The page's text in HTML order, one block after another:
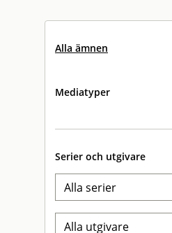
Alla ämnen
Mediatyper
Serier och utgivare